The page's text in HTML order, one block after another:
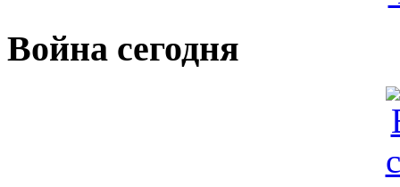
Война сегодня